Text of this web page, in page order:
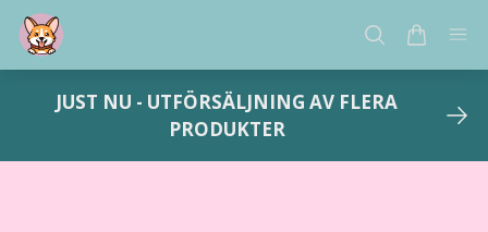
JUST NU - UTFÖRSÄLJNING AV FLERA
PRODUKTER